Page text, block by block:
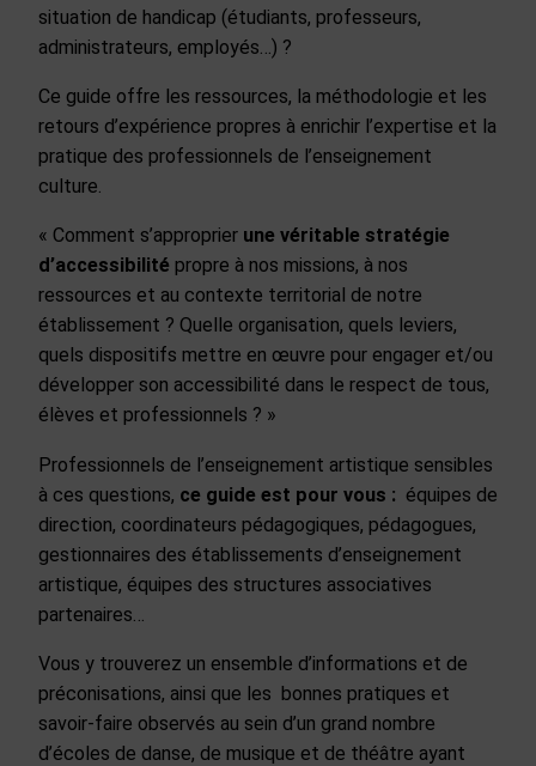
situation de handicap (étudiants, professeurs,
administrateurs, employés…) ?
Ce guide offre les ressources, la méthodologie et les
retours d’expérience propres à enrichir l’expertise et la
pratique des professionnels de l’enseignement
culture.
« Comment s’approprier une véritable stratégie
d’accessibilité propre à nos missions, à nos
ressources et au contexte territorial de notre
établissement ? Quelle organisation, quels leviers,
quels dispositifs mettre en œuvre pour engager et/ou
développer son accessibilité dans le respect de tous,
élèves et professionnels ? »
Professionnels de l’enseignement artistique sensibles
à ces questions, ce guide est pour vous : équipes de
direction, coordinateurs pédagogiques, pédagogues,
gestionnaires des établissements d’enseignement
artistique, équipes des structures associatives
partenaires…
Vous y trouverez un ensemble d’informations et de
préconisations, ainsi que les bonnes pratiques et
savoir-faire observés au sein d’un grand nombre
d’écoles de danse, de musique et de théâtre ayant